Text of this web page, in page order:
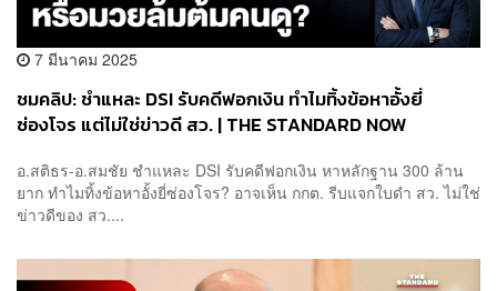
7 มีนาคม 2025
ชมคลิป: ชำแหละ DSI รับคดีฟอกเงิน ทำไมทิ้งข้อหาอั้งยี่
ซ่องโจร แต่ไม่ใช่ข่าวดี สว. | THE STANDARD NOW
อ.สติธร-อ.สมชัย ชำแหละ DSI รับคดีฟอกเงิน หาหลักฐาน 300 ล้าน
ยาก ทำไมทิ้งข้อหาอั้งยี่ซ่องโจร? อาจเห็น กกต. รีบแจกใบดำ สว. ไม่ใช่
ข่าวดีของ สว....